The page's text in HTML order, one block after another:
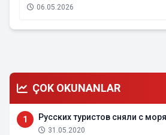
06.05.2026
ÇOK OKUNANLAR
1 Русских туристов сняли с
31.05.2020